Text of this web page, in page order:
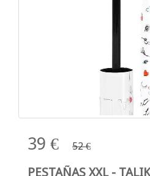
39 € 52 €
PESTAÑAS XXL -